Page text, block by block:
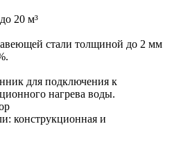
20 м³
стали толщиной до 2 мм
для подключения к
нагрева воды.
конструкционная и